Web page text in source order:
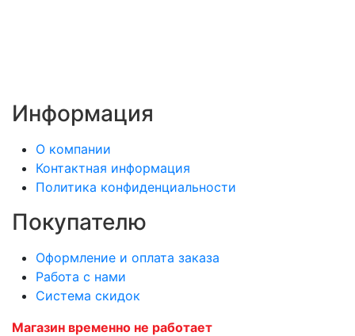
Информация
О компании
Контактная информация
Политика конфиденциальности
Покупателю
Оформление и оплата заказа
Работа с нами
Система скидок
Магазин временно не работает